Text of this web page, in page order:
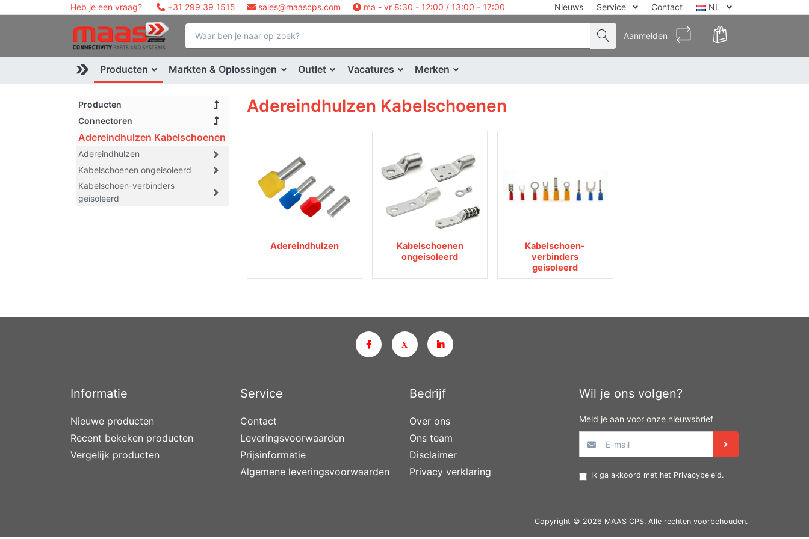
Heb je een vraag? +31 299 39 1515 sales@maascps.com ma - vr 8:30 - 12:00 / 13:00 - 17:00 Nieuws Service Contact NL
Aanmelden
Producten Markten & Oplossingen Outlet Vacatures Merken
Producten
Connectoren
Adereindhulzen Kabelschoenen
Adereindhulzen
Kabelschoenen ongeisoleerd
Kabelschoen-verbinders
geisoleerd
Adereindhulzen Kabelschoenen
Adereindhulzen
Kabelschoenen
ongeisoleerd
Kabelschoen-
verbinders
geisoleerd
Informatie
Nieuwe producten
Recent bekeken producten
Vergelijk producten
Service
Contact
Leveringsvoorwaarden
Prijsinformatie
Algemene leveringsvoorwaarden
Bedrijf
Over ons
Ons team
Disclaimer
Privacy verklaring
Wil je ons volgen?
Meld je aan voor onze nieuwsbrief
Ik ga akkoord met het Privacybeleid.
Copyright © 2026 MAAS CPS. Alle rechten voorbehouden.